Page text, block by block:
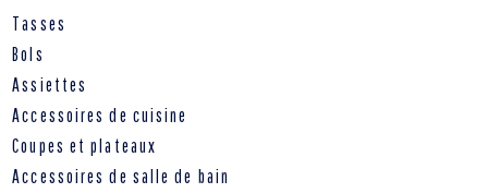
Tasses
Bols
Assiettes
Accessoires de cuisine
Coupes et plateaux
Accessoires de salle de bain